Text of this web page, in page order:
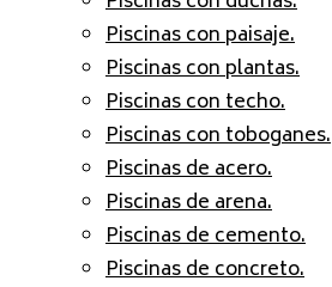
Piscinas con paisaje.
Piscinas con plantas.
Piscinas con techo.
Piscinas con toboganes.
Piscinas de acero.
Piscinas de arena.
Piscinas de cemento.
Piscinas de concreto.